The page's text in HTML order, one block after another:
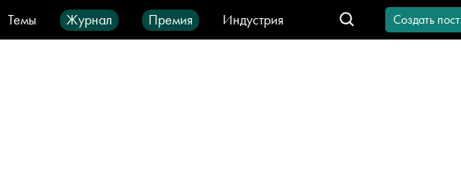
Темы Журнал Премия
Индустрия
Видео Город IT-продукты
Создать пост